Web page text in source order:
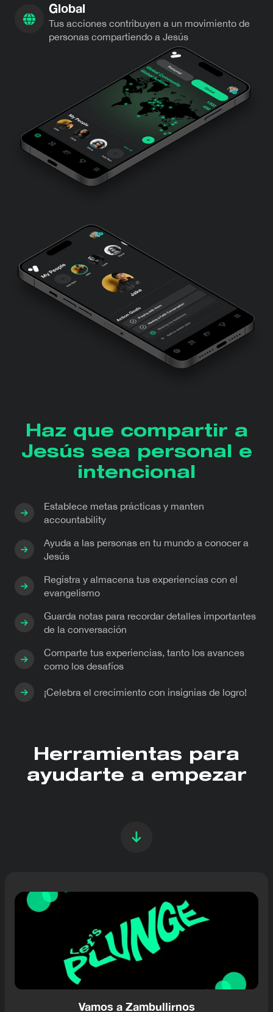
Global
Tus acciones contribuyen a un movimiento de
personas compartiendo a Jesús
Haz que compartir a
Jesús sea personal e
intencional
Establece metas prácticas y manten
accountability
Ayuda a las personas en tu mundo a conocer a
Jesús
Registra y almacena tus experiencias con el
evangelismo
Guarda notas para recordar detalles importantes
de la conversación
Comparte tus experiencias, tanto los avances
como los desafíos
¡Celebra el crecimiento con insignias de logro!
Herramientas para
ayudarte a empezar
Vamos a Zambullirnos